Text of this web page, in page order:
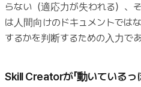
らない（適応力が失われる）、
は人間向けのドキュメントでは
するかを判断するための入力で
Skill Creatorが「動いているっ